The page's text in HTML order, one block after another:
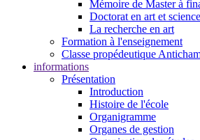
Mémoire de Master à
Doctorat en art et
La recherche en art
Formation à l'enseignement
Classe propédeutique
informations
Présentation
Introduction
Histoire de l'école
Organigramme
Organes de gestion